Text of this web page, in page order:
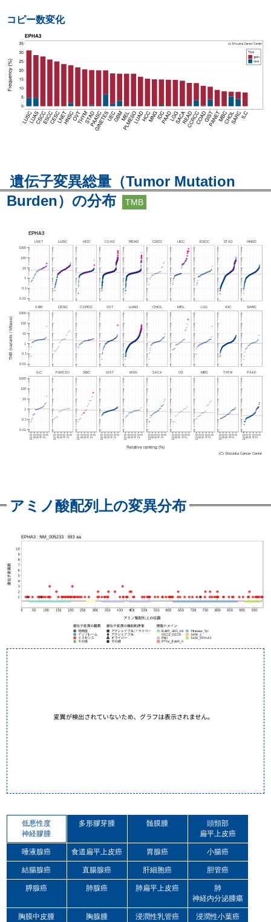
コピー数変化
遺伝子変異総量（Tumor Mutation
Burden）の分布
TMB
アミノ酸配列上の変異分布
低悪性度
神経膠腫
多形膠芽腫 髄膜腫
頭頸部
扁平上皮癌
唾液腺癌 食道扁平上皮癌 胃腺癌 小腸癌
結腸腺癌 直腸腺癌 肝細胞癌 胆管癌
膵腺癌 肺腺癌 肺扁平上皮癌
肺
神経内分泌腫瘍
胸膜中皮腫 胸腺腫 浸潤性乳管癌 浸潤性小葉癌